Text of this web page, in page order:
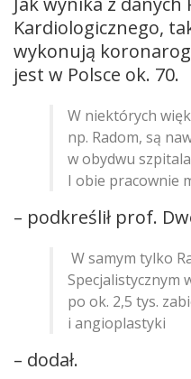
Kardiologicznego,
wykonują
jest w Polsce ok. 70.
W niektórych
np. Radom, są
w obydwu
I obie pracownie
– podkreślił prof.
W samym tylko
Specjalistycznym
po ok. 2,5 tys.
i angioplastyki
– dodał.